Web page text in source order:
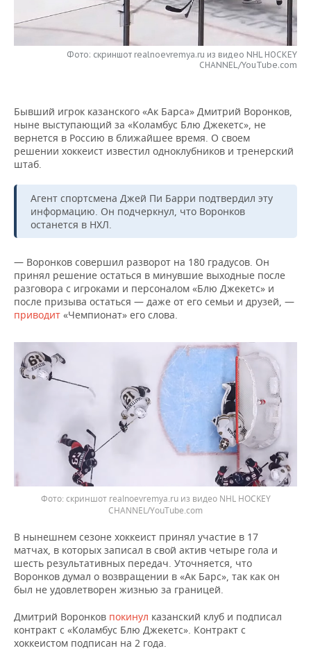
НЕФТЕХИМИЯ
РОЗНИЧНАЯ ТОРГОВЛЯ
ТРАНСПОРТ
НОВОСТИ ТЕХНОЛОГИЙ
ТЕЛЕКОММУНИКАЦИИ
МЕРОПРИЯТИЯ
НОВОСТИ МЕРОПРИЯТИЙ
БИЗНЕС-БРАНЧИ
ONLINE-КОНФЕРЕНЦИИ
ОТКРЫТАЯ ЛЕКЦИЯ
ФУТБОЛ
ХОККЕЙ
БАСКЕТБОЛ
ВОЛЕЙБОЛ
ФИГУРНОЕ КАТАНИЕ
ВОДНЫЕ ВИДЫ СПОРТА
ХОККЕЙ С МЯЧОМ
НОВОСТИ ОБЩЕСТВА
ВЛАСТЬ
ИНФРАСТРУКТУРА
ИСТОРИЯ
МЕДИЦИНА
ОБРАЗОВАНИЕ
ПРОИСШЕСТВИЯ
ФОТОГАЛЕРЕЯ
СЮЖЕТЫ
СПРАВОЧНИК
СПИСОК ПЕРСОН
ПОЛНАЯ ВЕРСИЯ
Фото: скриншот realnoevremya.ru из видео NHL HOCKEY
CHANNEL/YouTube.com
Бывший игрок казанского «Ак Барса» Дмитрий Воронков,
ныне выступающий за «Коламбус Блю Джекетс», не
вернется в Россию в ближайшее время. О своем
решении хоккеист известил одноклубников и тренерский
штаб.
Агент спортсмена Джей Пи Барри подтвердил эту
информацию. Он подчеркнул, что Воронков
останется в НХЛ.
— Воронков совершил разворот на 180 градусов. Он
принял решение остаться в минувшие выходные после
разговора с игроками и персоналом «Блю Джекетс» и
после призыва остаться — даже от его семьи и друзей, —
приводит «Чемпионат» его слова.
скриншот realnoevremya.ru из видео NHL HOCKEY
CHANNEL/YouTube.com
В нынешнем сезоне хоккеист принял участие в 17
матчах, в которых записал в свой актив четыре гола и
шесть результативных передач. Уточняется, что
Воронков думал о возвращении в «Ак Барс», так как он
был не удовлетворен жизнью за границей.
Дмитрий Воронков покинул казанский клуб и подписал
контракт с «Коламбус Блю Джекетс». Контракт с
хоккеистом подписан на 2 года.